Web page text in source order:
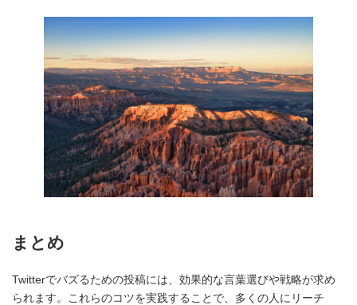
まとめ
Twitterでバズるための投稿には、効果的な言葉選びや戦略が求め
られます。これらのコツを実践することで、多くの人にリーチ